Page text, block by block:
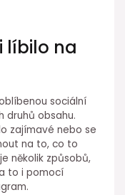
líbilo na
sociální
druhů obsahu.
zajímavé nebo se
na to, co to
několik způsobů,
to i pomocí